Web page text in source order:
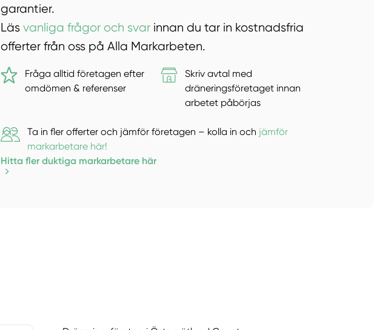
garantier.
Läs vanliga frågor och svar innan du tar in kostnadsfria
offerter från oss på Alla Markarbeten.
Fråga alltid företagen efter
omdömen & referenser
Skriv avtal med
dräneringsföretaget innan
arbetet påbörjas
Ta in fler offerter och jämför företagen – kolla in och jämför
markarbetare här!
Hitta fler duktiga markarbetare här